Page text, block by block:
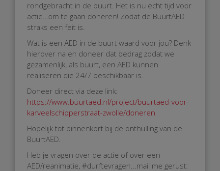
rondgebracht in de buurt. Het is nu echt tijd voor
actie…om te gaan doneren! Zodat de BuurtAED
straks een feit is.
Wat is een AED in de buurt waard voor jou? Denk
hierover na en doneer dat bedrag zodat we
gezamenlijk, als buurt, een AED kunnen
realiseren die 24/7 beschikbaar is.
Doneer direct via deze link:
https://www.buurtaed.nl/project/buurtaed-voor-
karveelschipperstraat-zwolle/doneren
Hopelijk tot binnenkort bij de onthulling van de
BuurtAED.
Heb je vragen over de actie of over een
AED/reanimatie, #durftevragen...mail me gerust: